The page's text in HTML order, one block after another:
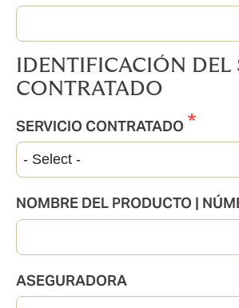
IDENTIFICACIÓN DEL
CONTRATADO
SERVICIO CONTRATADO
NOMBRE DEL PRODUCTO |
ASEGURADORA